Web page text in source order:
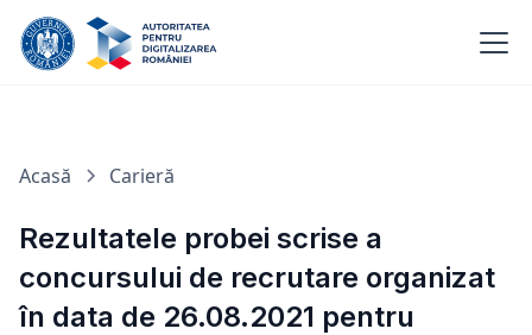
Acasă Carieră
Rezultatele probei scrise a
concursului de recrutare organizat
în data de 26.08.2021 pentru